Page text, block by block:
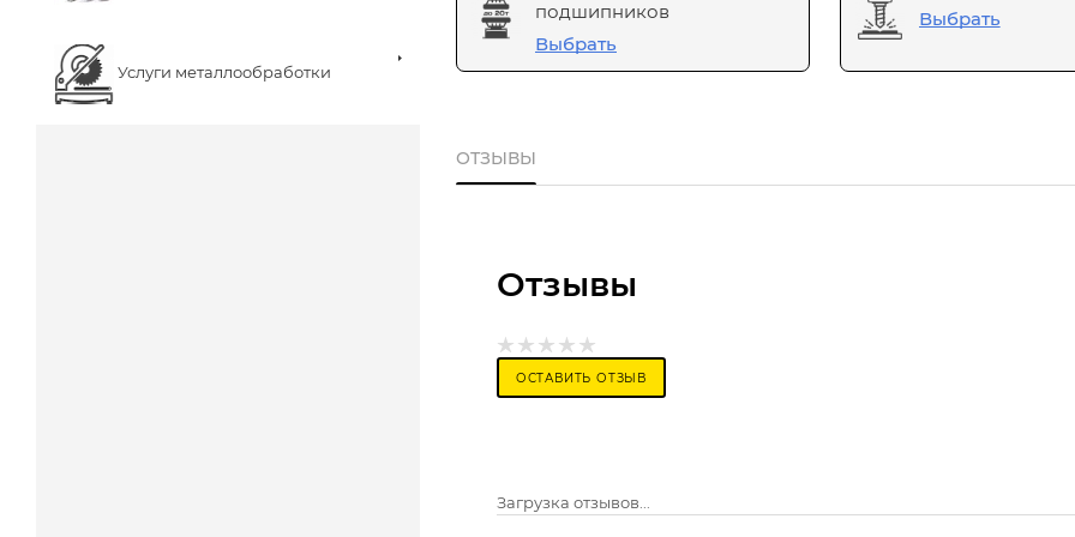
Услуги металлообработки
подшипников
Выбрать
Выбрать
ОТЗЫВЫ
Отзывы
ОСТАВИТЬ ОТЗЫВ
Загрузка отзывов...